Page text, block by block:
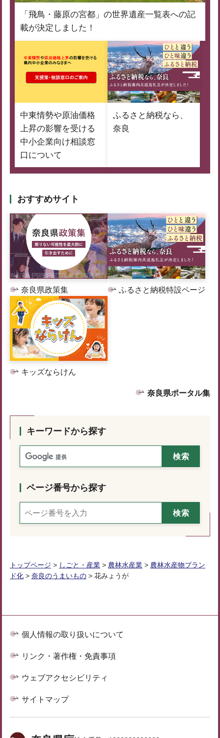
「飛鳥・藤原の宮都」の世界遺産一覧表への記
載が決定しました！
中東情勢や原油価格
上昇の影響を受ける
中小企業向け相談窓
口について
ふるさと納税なら、
奈良
おすすめサイト
奈良県政策集 ふるさと納税特設ページ
キッズならけん
奈良県ポータル集
キーワードから探す
ページ番号から探す
トップページ > しごと・産業 > 農林水産業 > 農林水産物ブラン
ド化 > 奈良のうまいもの > 花みょうが
個人情報の取り扱いについて
リンク・著作権・免責事項
ウェブアクセシビリティ
サイトマップ